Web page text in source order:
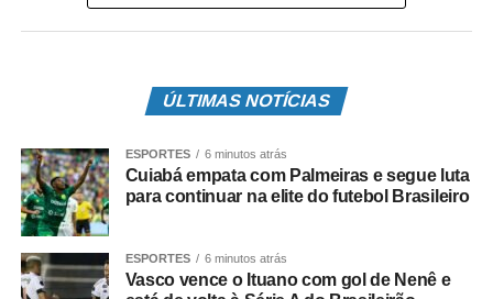
O Nokia 105 (2022) é um celular simples, voltado para
Após o lançamento no exterior, o telefone da HMD Global
recebeu o seu certificado de homologação da Anatel
sua venda no Brasil. Entre os destaques, estão o famoso
jogo da cobrinha (Snake) e a bateria de longa duração.
O certificado é voltado ao celular de modelo TA-1465,
fabricado pela HMD Global. Segundo os documentos da
Anatel acessados pelo Tecnoblog, trata-se do Nokia 105,
ÚLTIMAS NOTÍCIAS
ESPORTES 6 minutos atrás
Cuiabá empata com Palmeiras e segue luta
para continuar na elite do futebol Brasileiro
ESPORTES 6 minutos atrás
Vasco vence o Ituano com gol de Nenê e